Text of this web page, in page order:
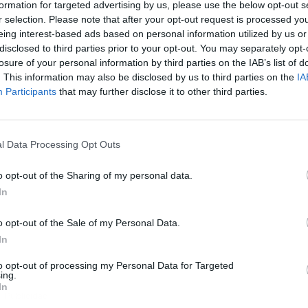
for targeted advertising by us, please use the below opt-out
selection. Please note that after your opt-out request is processed
interest-based ads based on personal information utilized by us
to third parties prior to your opt-out. You may separately
of your personal information by third parties on the IAB’s list of
This information may also be disclosed by us to third parties on the
Participants that may further disclose it to other third parties.
Data Processing Opt Outs
opt-out of the Sharing of my personal data.
opt-out of the Sale of my Personal Data.
opt-out of processing my Personal Data for Targeted
influido en que Fernando Alonso no tenga una
que lo ha hecho bien, y se congratula por eso.